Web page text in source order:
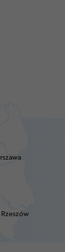
Rzeszów
CH Aleja
Zabrze